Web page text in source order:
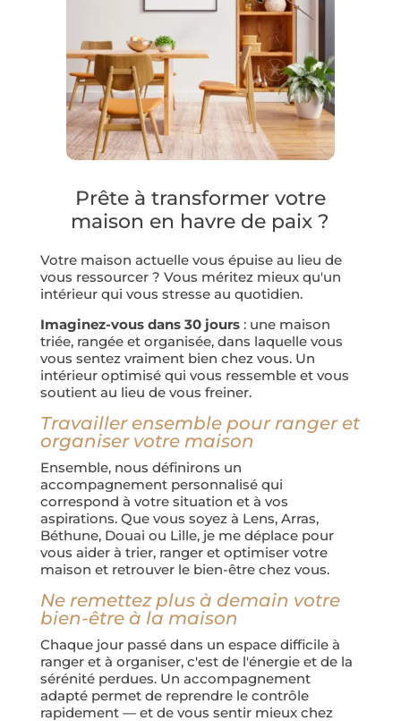
Prête à transformer votre
maison en havre de paix ?
Votre maison actuelle vous épuise au lieu de
vous ressourcer ? Vous méritez mieux qu'un
intérieur qui vous stresse au quotidien.
Imaginez-vous dans 30 jours : une maison
triée, rangée et organisée, dans laquelle vous
vous sentez vraiment bien chez vous. Un
intérieur optimisé qui vous ressemble et vous
soutient au lieu de vous freiner.
Travailler ensemble pour ranger et
organiser votre maison
Ensemble, nous définirons un
accompagnement personnalisé qui
correspond à votre situation et à vos
aspirations. Que vous soyez à Lens, Arras,
Béthune, Douai ou Lille, je me déplace pour
vous aider à trier, ranger et optimiser votre
maison et retrouver le bien-être chez vous.
Ne remettez plus à demain votre
bien-être à la maison
Chaque jour passé dans un espace difficile à
ranger et à organiser, c'est de l'énergie et de la
sérénité perdues. Un accompagnement
adapté permet de reprendre le contrôle
rapidement — et de vous sentir mieux chez